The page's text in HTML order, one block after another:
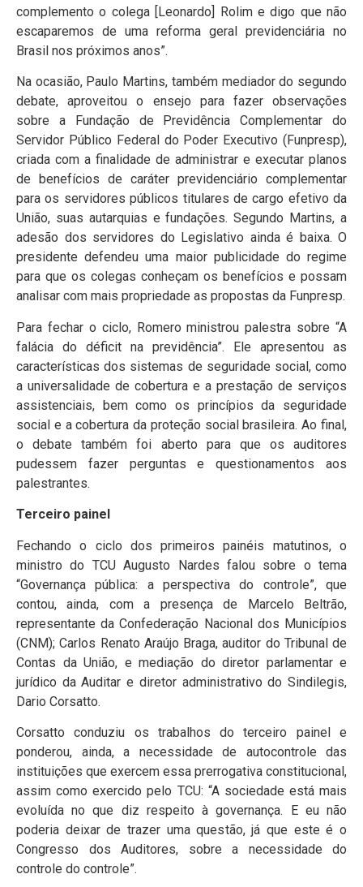
complemento o colega [Leonardo] Rolim e digo que não
escaparemos de uma reforma geral previdenciária no
Brasil nos próximos anos”.
Na ocasião, Paulo Martins, também mediador do segundo
debate, aproveitou o ensejo para fazer observações
sobre a Fundação de Previdência Complementar do
Servidor Público Federal do Poder Executivo (Funpresp),
criada com a finalidade de administrar e executar planos
de benefícios de caráter previdenciário complementar
para os servidores públicos titulares de cargo efetivo da
União, suas autarquias e fundações. Segundo Martins, a
adesão dos servidores do Legislativo ainda é baixa. O
presidente defendeu uma maior publicidade do regime
para que os colegas conheçam os benefícios e possam
analisar com mais propriedade as propostas da Funpresp.
Para fechar o ciclo, Romero ministrou palestra sobre “A
falácia do déficit na previdência”. Ele apresentou as
características dos sistemas de seguridade social, como
a universalidade de cobertura e a prestação de serviços
assistenciais, bem como os princípios da seguridade
social e a cobertura da proteção social brasileira. Ao final,
o debate também foi aberto para que os auditores
pudessem fazer perguntas e questionamentos aos
palestrantes.
Terceiro painel
Fechando o ciclo dos primeiros painéis matutinos, o
ministro do TCU Augusto Nardes falou sobre o tema
“Governança pública: a perspectiva do controle”, que
contou, ainda, com a presença de Marcelo Beltrão,
representante da Confederação Nacional dos Municípios
(CNM); Carlos Renato Araújo Braga, auditor do Tribunal de
Contas da União, e mediação do diretor parlamentar e
jurídico da Auditar e diretor administrativo do Sindilegis,
Dario Corsatto.
Corsatto conduziu os trabalhos do terceiro painel e
ponderou, ainda, a necessidade de autocontrole das
instituições que exercem essa prerrogativa constitucional,
assim como exercido pelo TCU: “A sociedade está mais
evoluída no que diz respeito à governança. E eu não
poderia deixar de trazer uma questão, já que este é o
Congresso dos Auditores, sobre a necessidade do
controle do controle”.